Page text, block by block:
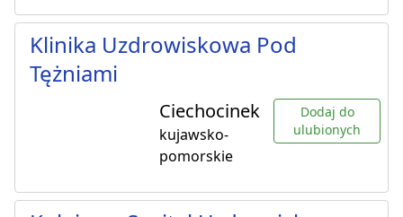
Klinika Uzdrowiskowa Pod
Tężniami
Ciechocinek
kujawsko-
pomorskie
Dodaj do
ulubionych